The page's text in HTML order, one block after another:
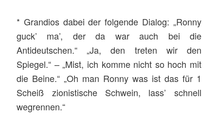
* Grandios dabei der folgende Dialog: „Ronny
guck’ ma’, der da war auch bei die
Antideutschen.“ „Ja, den treten wir den
Spiegel.“ – „Mist, ich komme nicht so hoch mit
die Beine.“ „Oh man Ronny was ist das für 1
Scheiß zionistische Schwein, lass’ schnell
wegrennen.“